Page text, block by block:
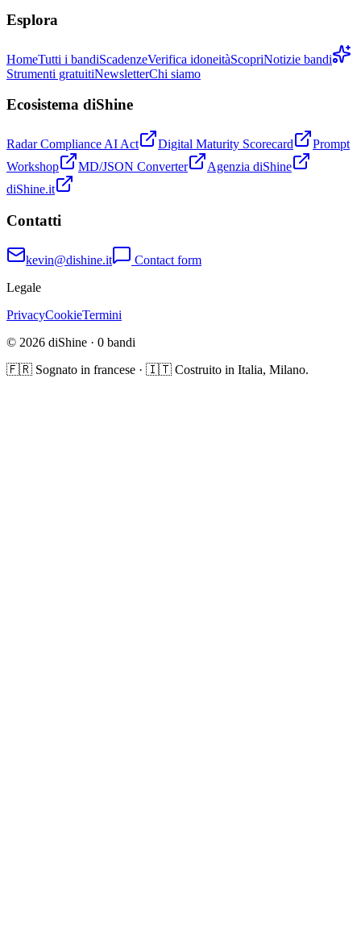
Esplora
HomeTutti i bandiScadenzeVerifica idoneitàScopriNotizie bandi
Strumenti gratuitiNewsletterChi siamo
Ecosistema diShine
Radar Compliance AI Act Digital Maturity Scorecard
Prompt
Workshop
MD/JSON Converter
Agenzia diShine
diShine.it
Contatti
kevin@dishine.it
Contact form
Legale
PrivacyCookieTermini
© 2026 diShine · 0 bandi
🇫🇷 Sognato in francese · 🇮🇹 Costruito in Italia, Milano.